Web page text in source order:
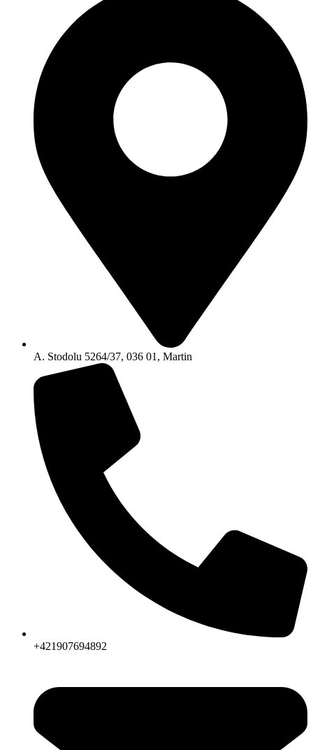
A. Stodolu 5264/37, 036 01, Martin
+421907694892